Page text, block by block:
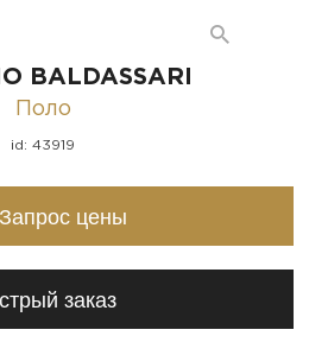
BALDASSARI
Поло
id: 43919
Запрос цены
заказ